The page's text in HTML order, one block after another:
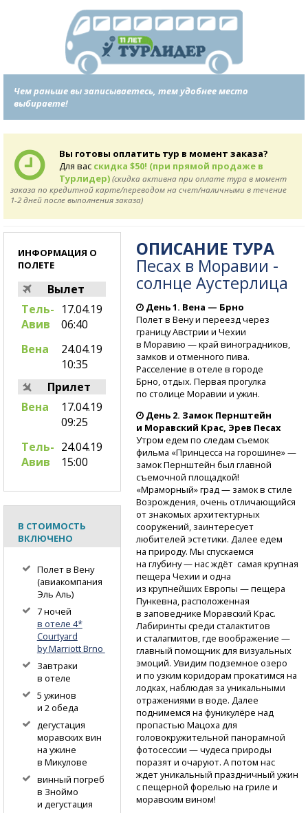
Чем раньше вы записываетесь, тем удобнее место
выбираете!
Вы готовы оплатить тур в момент заказа?
Для вас скидка $50! (при прямой продаже в
Турлидер) (скидка активна при оплате тура в момент
заказа по кредитной карте/переводом на счет/наличными в течение
1-2 дней после выполнения заказа)
ОПИСАНИЕ ТУРА
Песах в Моравии -
солнце Аустерлица
День 1. Вена — Брно
Полет в Вену и переезд через
границу Австрии и Чехии
в Моравию — край виноградников,
замков и отменного пива.
Расселение в отеле в городе
Брно, отдых. Первая прогулка
по столице Моравии и ужин.
День 2. Замок Пернштейн
и Моравский Крас, Эрев Песах
Утром едем по следам съемок
фильма «Принцесса на горошине» —
замок Пернштейн был главной
съемочной площадкой!
«Мраморный» град — замок в стиле
Возрождения, очень отличающийся
от знакомых архитектурных
сооружений, заинтересует
любителей эстетики. Далее едем
на природу. Мы спускаемся
на глубину — нас ждёт самая крупная
пещера Чехии и одна
из крупнейших Европы — пещера
Пункевна, расположенная
в заповеднике Моравский Крас.
Лабиринты среди сталактитов
и сталагмитов, где воображение —
главный помощник для визуальных
эмоций. Увидим подземное озеро
и по узким коридорам прокатимся на
лодках, наблюдая за уникальными
отражениями в воде. Далее
поднимемся на фуникулёре над
пропастью Мацоха для
головокружительной панорамной
фотосессии — чудеса природы
поразят и очаруют. А потом нас
ждет уникальный праздничный ужин
с пещерной форелью на гриле и
моравским вином!
ИНФОРМАЦИЯ О
ПОЛЕТЕ
Вылет
Тель-
Авив
17.04.19
06:40
Вена
24.04.19
10:35
Прилет
Вена
17.04.19
09:25
Тель-
Авив
24.04.19
15:00
В СТОИМОСТЬ
ВКЛЮЧЕНО
Полет в Вену
(авиакомпания
Эль Аль)
7 ночей
в отеле 4*
Courtyard
by Marriott Brno
Завтраки
в отеле
5 ужинов
и 2 обеда
дегустация
моравских вин
на ужине
в Микулове
винный погреб
в Зноймо
и дегустация